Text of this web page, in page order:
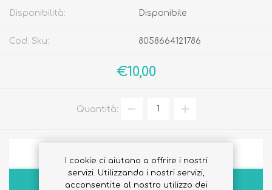
Disponibilità: Disponibile
Cod. Sku: 8058664121786
€10,00
Quantità:
ACQUISTA
I cookie ci aiutano a offrire i nostri
servizi. Utilizzando i nostri servizi,
acconsentite al nostro utilizzo dei